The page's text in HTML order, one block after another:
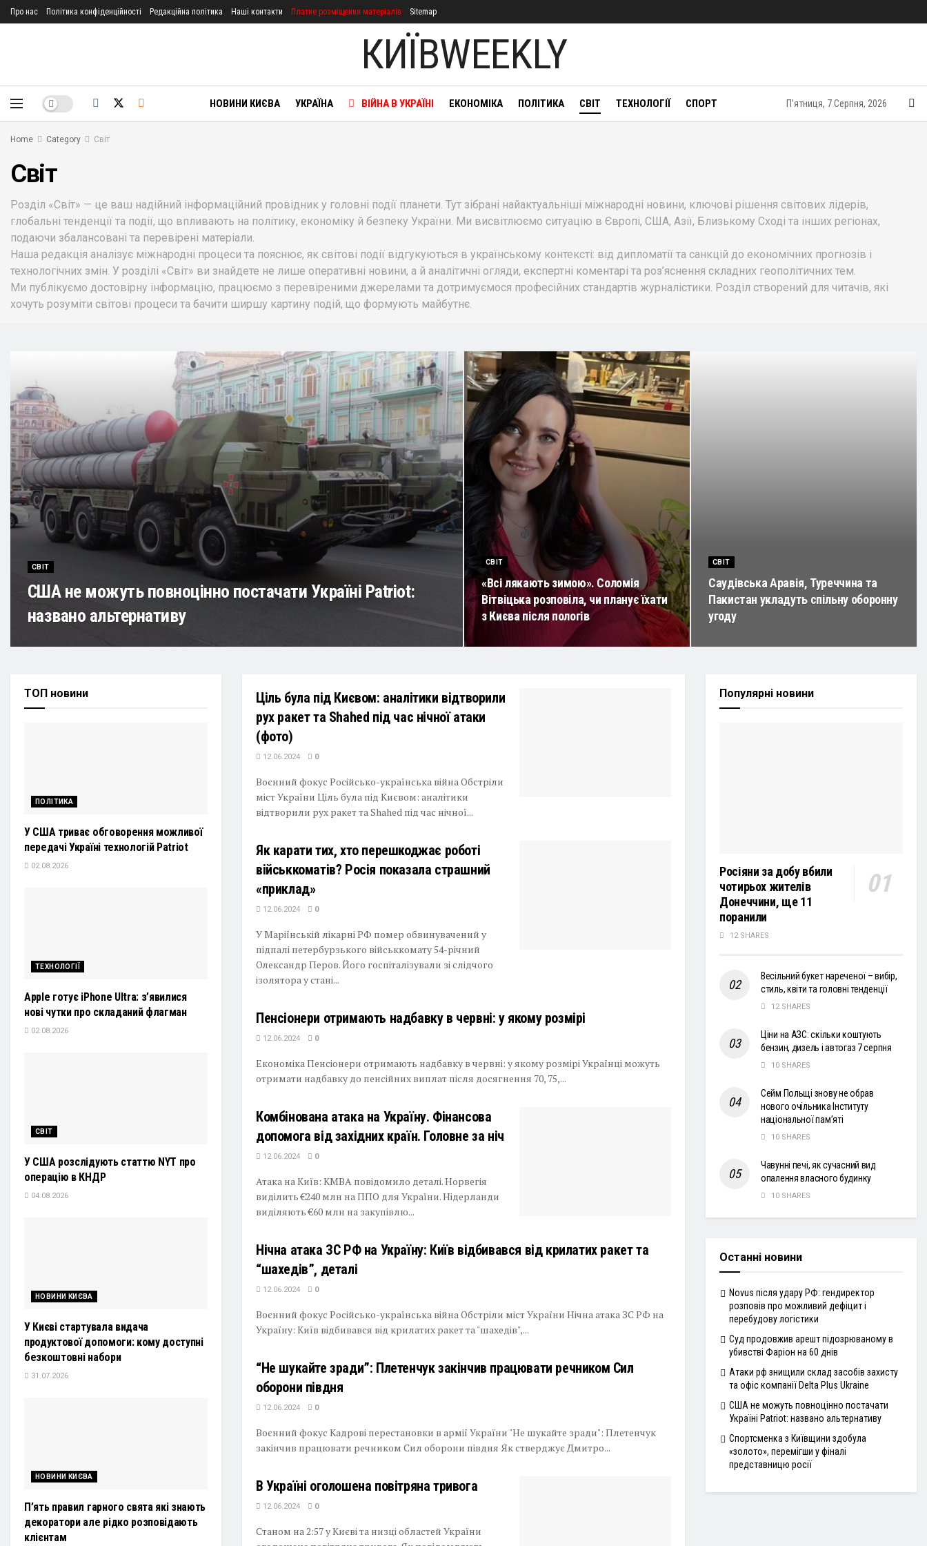
Про нас Політика конфіденційності Редакційна політика Наші контакти Платне розміщення матеріалів Sitemap
КИЇВWEEKLY
НОВИНИ КИЄВА УКРАЇНА ВІЙНА В УКРАЇНІ ЕКОНОМІКА ПОЛІТИКА СВІТ ТЕХНОЛОГІЇ СПОРТ П’ятниця, 7 Серпня, 2026
Home Category Світ
Світ
Розділ «Світ» — це ваш надійний інформаційний провідник у головні події планети. Тут зібрані найактуальніші міжнародні новини, ключові рішення світових лідерів,
глобальні тенденції та події, що впливають на політику, економіку й безпеку України. Ми висвітлюємо ситуацію в Європі, США, Азії, Близькому Сході та інших регіонах,
подаючи збалансовані та перевірені матеріали.
Наша редакція аналізує міжнародні процеси та пояснює, як світові події відгукуються в українському контексті: від дипломатії та санкцій до економічних прогнозів і
технологічних змін. У розділі «Світ» ви знайдете не лише оперативні новини, а й аналітичні огляди, експертні коментарі та роз’яснення складних геополітичних тем.
Ми публікуємо достовірну інформацію, працюємо з перевіреними джерелами та дотримуємося професійних стандартів журналістики. Розділ створений для читачів, які
хочуть розуміти світові процеси та бачити ширшу картину подій, що формують майбутнє.
СВІТ
США не можуть повноцінно постачати Україні Patriot:
названо альтернативу
СВІТ
«Всі лякають зимою». Соломія
Вітвіцька розповіла, чи планує їхати
з Києва після пологів
СВІТ
Саудівська Аравія, Туреччина та
Пакистан укладуть спільну оборонну
угоду
Ціль була під Києвом: аналітики відтворили
рух ракет та Shahed під час нічної атаки
(фото)
12.06.2024 0
Воєнний фокус Російсько-українська війна Обстріли
міст України Ціль була під Києвом: аналітики
відтворили рух ракет та Shahed під час нічної...
Як карати тих, хто перешкоджає роботі
військкоматів? Росія показала страшний
«приклад»
12.06.2024 0
У Маріїнській лікарні РФ помер обвинувачений у
підпалі петербурзького військкомату 54-річний
Олександр Перов. Його госпіталізували зі слідчого
ізолятора у стані...
Пенсіонери отримають надбавку в червні: у якому розмірі
12.06.2024 0
Економіка Пенсіонери отримають надбавку в червні: у якому розмірі Українці можуть
отримати надбавку до пенсійних виплат після досягнення 70, 75,...
Комбінована атака на Україну. Фінансова
допомога від західних країн. Головне за ніч
12.06.2024 0
Атака на Київ: КМВА повідомило деталі. Норвегія
виділить €240 млн на ППО для України. Нідерланди
виділяють €60 млн на закупівлю...
Нічна атака ЗС РФ на Україну: Київ відбивався від крилатих ракет та
“шахедів”, деталі
12.06.2024 0
Воєнний фокус Російсько-українська війна Обстріли міст України Нічна атака ЗС РФ на
Україну: Київ відбивався від крилатих ракет та "шахедів",...
“Не шукайте зради”: Плетенчук закінчив працювати речником Сил
оборони півдня
12.06.2024 0
Воєнний фокус Кадрові перестановки в армії України "Не шукайте зради": Плетенчук
закінчив працювати речником Сил оборони півдня Як стверджує Дмитро...
В Україні оголошена повітряна тривога
12.06.2024 0
Станом на 2:57 у Києві та низці областей України
ТОП новини
ПОЛІТИКА
У США триває обговорення можливої
передачі Україні технологій Patriot
02.08.2026
ТЕХНОЛОГІЇ
Apple готує iPhone Ultra: з’явилися
нові чутки про складаний флагман
02.08.2026
СВІТ
У США розслідують статтю NYT про
операцію в КНДР
04.08.2026
НОВИНИ КИЄВА
У Києві стартувала видача
продуктової допомоги: кому доступні
безкоштовні набори
31.07.2026
НОВИНИ КИЄВА
П’ять правил гарного свята які знають
декоратори але рідко розповідають
клієнтам
Популярні новини
Росіяни за добу вбили
чотирьох жителів
Донеччини, ще 11
поранили
12 SHARES
Весільний букет нареченої – вибір,
стиль, квіти та головні тенденції
12 SHARES
Ціни на АЗС: скільки коштують
бензин, дизель і автогаз 7 серпня
10 SHARES
Сейм Польщі знову не обрав
нового очільника Інституту
національної пам’яті
10 SHARES
Чавунні печі, як сучасний вид
опалення власного будинку
10 SHARES
Останні новини
Novus після удару РФ: гендиректор
розповів про можливий дефіцит і
перебудову логістики
Суд продовжив арешт підозрюваному в
убивстві Фаріон на 60 днів
Атаки рф знищили склад засобів захисту
та офіс компанії Delta Plus Ukraine
США не можуть повноцінно постачати
Україні Patriot: названо альтернативу
Спортсменка з Київщини здобула
«золото», перемігши у фіналі
представницю росії